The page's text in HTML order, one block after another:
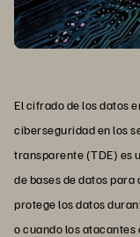
El cifrado de los datos
ciberseguridad en los
transparente (TDE) es
de bases de datos para
protege los datos
o cuando los